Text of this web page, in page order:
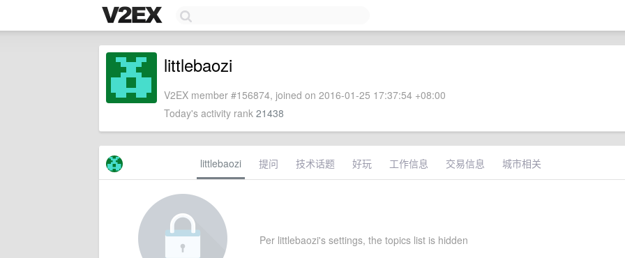
littlebaozi
V2EX member #156874, joined on 2016-01-25 17:37:54 +08:00
Today's activity rank 21438
littlebaozi 提问 技术话题 好玩 工作信息 交易信息 城市相关
Per littlebaozi's settings, the topics list is hidden